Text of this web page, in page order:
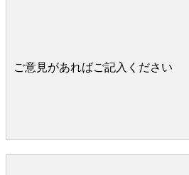
ご意見があればご記入ください